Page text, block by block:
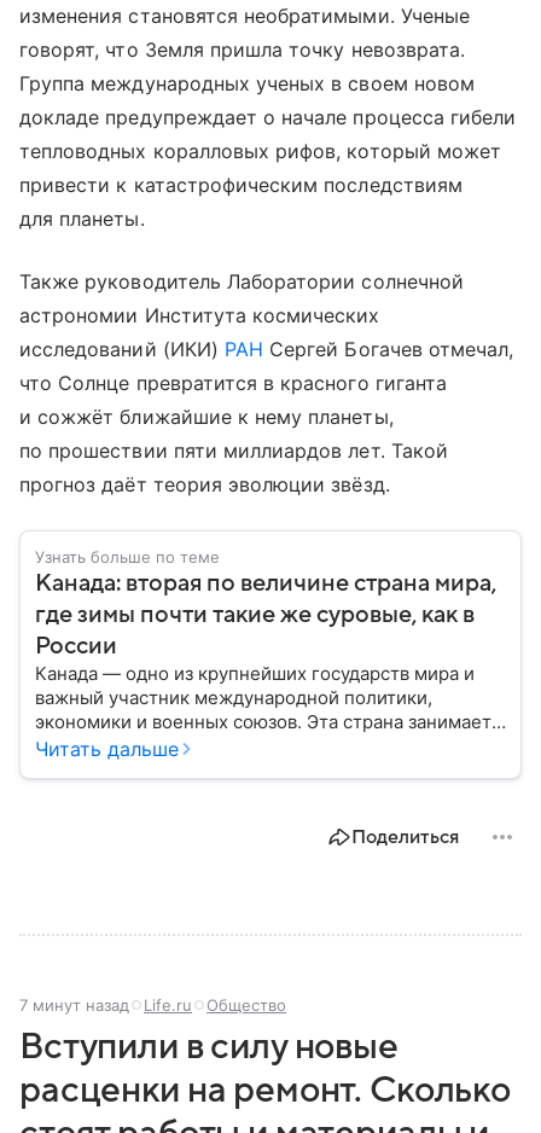
изменения становятся необратимыми. Ученые
говорят, что Земля пришла точку невозврата.
Группа международных ученых в своем новом
докладе предупреждает о начале процесса гибели
тепловодных коралловых рифов, который может
привести к катастрофическим последствиям
для планеты.
Также руководитель Лаборатории солнечной
астрономии Института космических
исследований (ИКИ) РАН Сергей Богачев отмечал,
что Солнце превратится в красного гиганта
и сожжёт ближайшие к нему планеты,
по прошествии пяти миллиардов лет. Такой
прогноз даёт теория эволюции звёзд.
Узнать больше по теме
Канада: вторая по величине страна мира,
где зимы почти такие же суровые, как в
России
Канада — одно из крупнейших государств мира и
важный участник международной политики,
экономики и военных союзов. Эта страна занимает
огромную часть Северной Америки и обладает
Канада на карте мира, какое там политическое
Читать дальше
Поделиться
7 минут назад Life.ru Общество
Вступили в силу новые
расценки на ремонт. Сколько